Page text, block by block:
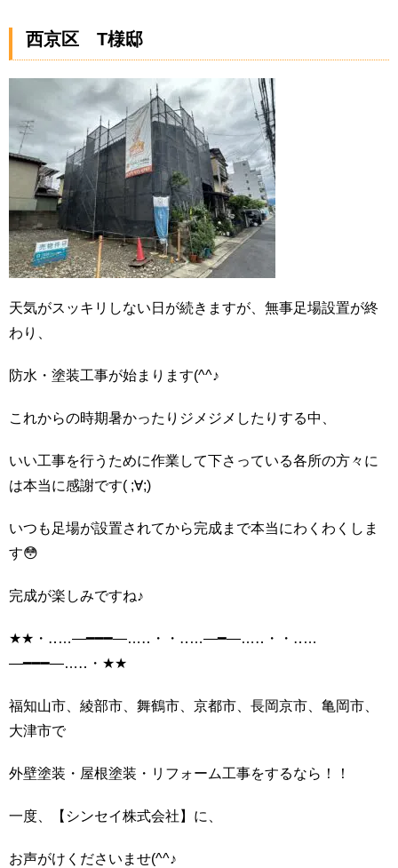
西京区 T様邸
天気がスッキリしない日が続きますが、無事足場設置が終
わり、
防水・塗装工事が始まります(^^♪
これからの時期暑かったりジメジメしたりする中、
いい工事を行うために作業して下さっている各所の方々に
は本当に感謝です( ;∀;)
いつも足場が設置されてから完成まで本当にわくわくしま
す😳
完成が楽しみですね♪
★★・‥…―━━━―…‥・・‥…―━―…‥・・‥…
―━━━―…‥・★★
福知山市、綾部市、舞鶴市、京都市、長岡京市、亀岡市、
大津市で
外壁塗装・屋根塗装・リフォーム工事をするなら！！
一度、【シンセイ株式会社】に、
お声がけくださいませ(^^♪